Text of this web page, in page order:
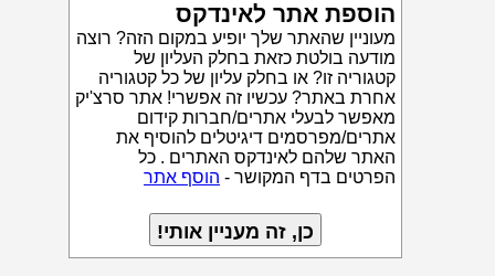
הוספת אתר לאינדקס
מעוניין שהאתר שלך יופיע במקום הזה? רוצה
מודעה בולטת כזאת בחלק העליון של
קטגוריה זו? או בחלק עליון של כל קטגוריה
אחרת באתר? עכשיו זה אפשרי! אתר סרצ'יק
מאפשר לבעלי אתרים/חברות קידום
אתרים/מפרסמים דיגיטלים להוסיף את
האתר שלהם לאינדקס האתרים . כל
הפרטים בדף המקושר - הוסף אתר